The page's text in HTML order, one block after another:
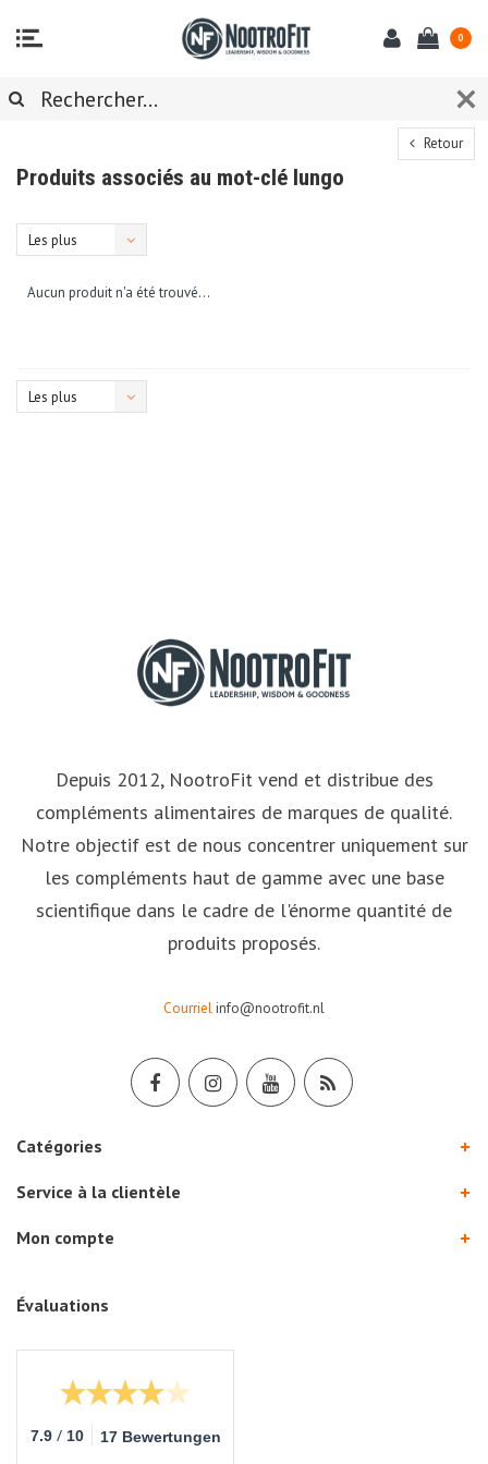
0
Retour
Produits associés au mot-clé lungo
Les plus
Aucun produit n'a été trouvé...
Les plus
Depuis 2012, NootroFit vend et distribue des
compléments alimentaires de marques de qualité.
Notre objectif est de nous concentrer uniquement sur
les compléments haut de gamme avec une base
scientifique dans le cadre de l'énorme quantité de
produits proposés.
Courrielinfo@nootrofit.nl
Catégories
Service à la clientèle
Mon compte
Évaluations
7.9 / 10 17 Bewertungen